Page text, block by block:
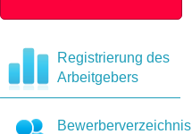
Registrierung des
Arbeitgebers
Bewerberverzeichnis